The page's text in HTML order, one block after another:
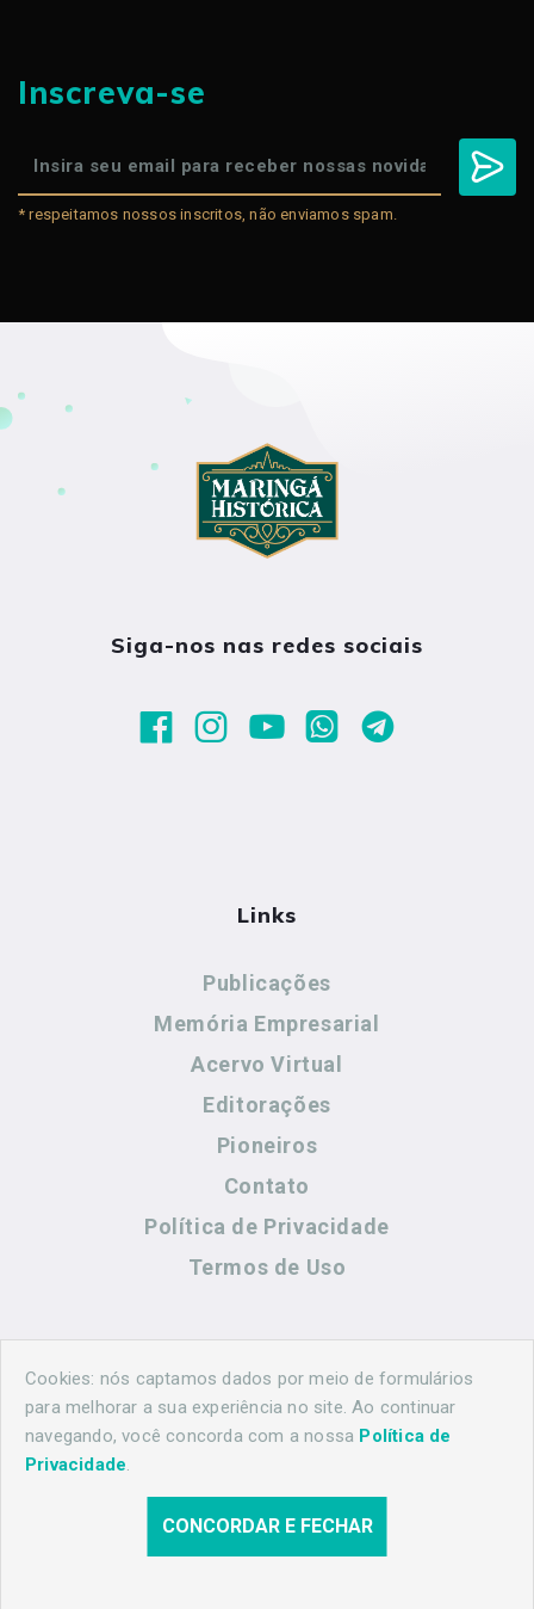
Inscreva-se
* respeitamos nossos inscritos, não enviamos spam.
Siga-nos nas redes sociais
Links
Publicações
Memória Empresarial
Acervo Virtual
Editorações
Pioneiros
Contato
Política de Privacidade
Termos de Uso
Contato
(44) 99883-8883
Cookies: nós captamos dados por meio de formulários
para melhorar a sua experiência no site. Ao continuar
navegando, você concorda com a nossa Política de
Privacidade.
CONCORDAR E FECHAR